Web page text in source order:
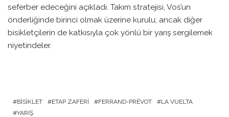
seferber edeceğini açıkladı. Takım stratejisi, Vos’un
önderliğinde birinci olmak üzerine kurulu; ancak diğer
bisikletçilerin de katkısıyla çok yönlü bir yarış sergilemek
niyetindeler.
BISIKLET ETAP ZAFERI FERRAND-PRÉVOT
LA VUELTA
YARIŞ